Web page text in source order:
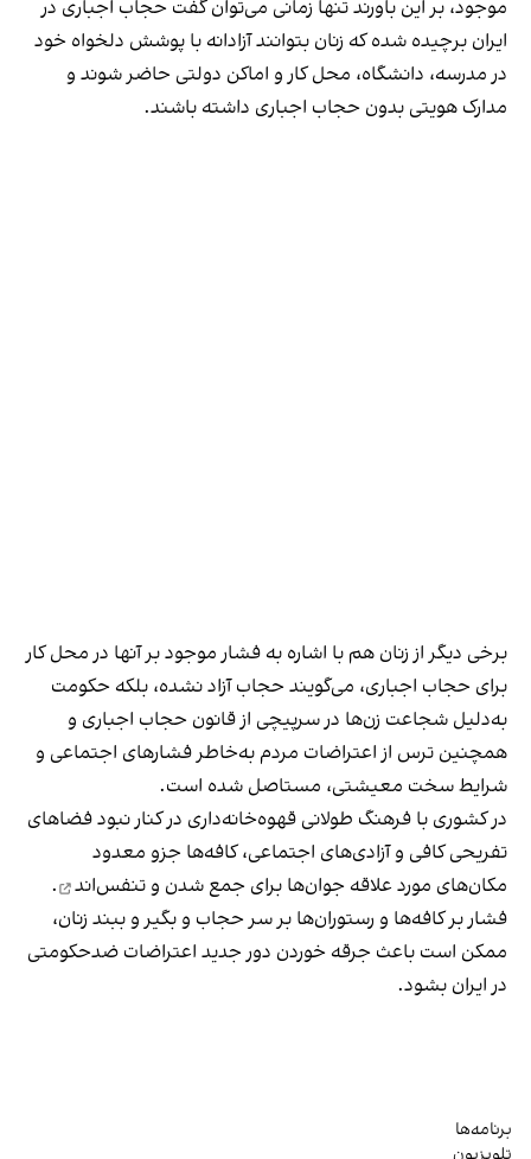
موجود، بر این باورند تنها زمانی می‌توان گفت حجاب اجباری در
ایران برچیده شده که زنان بتوانند آزادانه با پوشش دلخواه خود
در مدرسه، دانشگاه، محل کار و اماکن دولتی حاضر شوند و
مدارک هویتی بدون حجاب اجباری داشته باشند.
برخی دیگر از زنان هم با اشاره به فشار موجود بر آنها در محل کار
برای حجاب اجباری، می‌گویند حجاب آزاد نشده، بلکه حکومت
به‌دلیل شجاعت زن‌ها در سرپیچی از قانون حجاب اجباری و
همچنین ترس از اعتراضات مردم به‌خاطر فشارهای اجتماعی و
شرایط سخت معیشتی، مستاصل شده است.
در کشوری با فرهنگ طولانی قهوه‌‌خانه‌داری در کنار نبود فضاهای
تفریحی کافی و آزادی‌های اجتماعی، کافه‌ها جزو معدود
مکان‌های مورد علاقه جوان‌ها برای جمع شدن و تنفس‌اند
.
فشار بر کافه‌ها و رستوران‌ها بر سر حجاب و بگیر و ببند زنان،
ممکن است باعث جرقه خوردن دور جدید اعتراضات ضدحکومتی
در ایران بشود.
برنامه‌ها